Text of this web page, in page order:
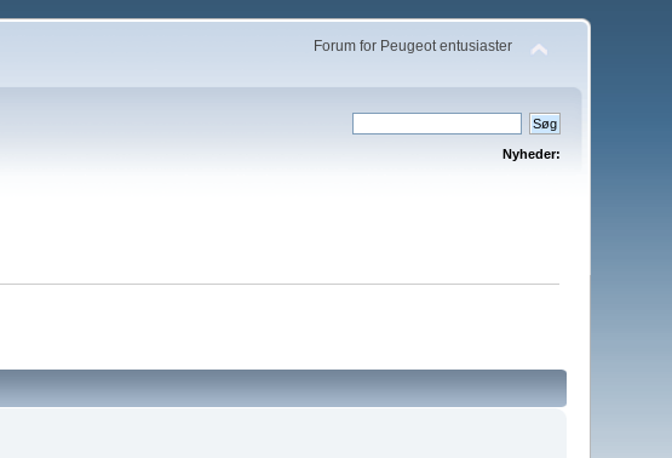
Forum for Peugeot entusiaster
Nyheder: